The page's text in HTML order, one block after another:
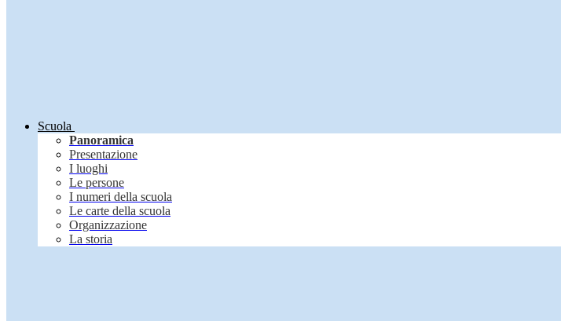
Scuola
Panoramica
Presentazione
I luoghi
Le persone
I numeri della scuola
Le carte della scuola
Organizzazione
La storia